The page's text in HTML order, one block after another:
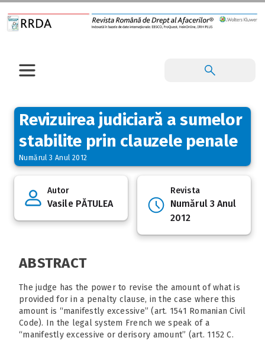
Revizuirea judiciară a sumelor
stabilite prin clauzele penale
Numărul 3 Anul 2012
Autor
Vasile PĂTULEA
Revista
Numărul 3 Anul
2012
ABSTRACT
The judge has the power to revise the amount of what is
provided for in a penalty clause, in the case where this
amount is “manifestly excessive” (art. 1541 Romanian Civil
Code). In the legal system French we speak of a
“manifestly excessive or derisory amount” (art. 1152 C.